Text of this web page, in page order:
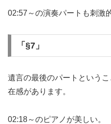
02:57～の演奏パートも刺激
「§7」
遺言の最後のパートという
在感があります。
02:18～のピアノが美しい。